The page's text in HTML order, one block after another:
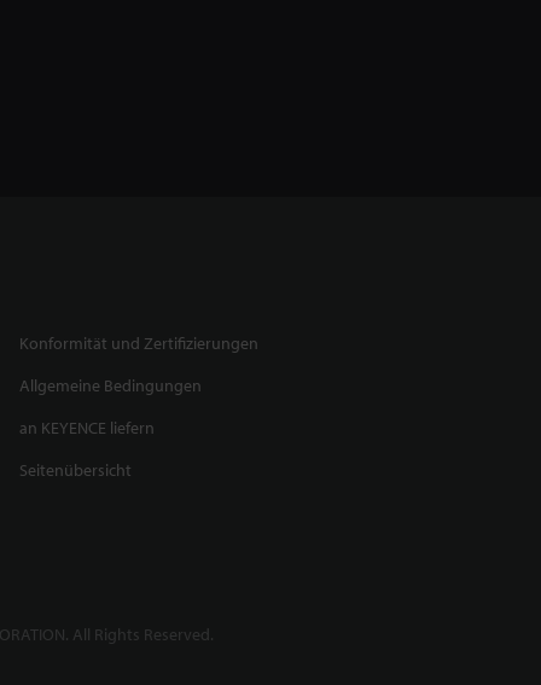
Konformität und Zertifizierungen
Allgemeine Bedingungen
an KEYENCE liefern
Seitenübersicht
All Rights Reserved.